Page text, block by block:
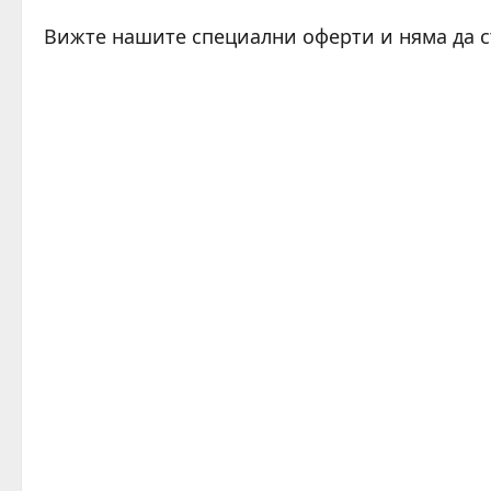
Вижте нашите специални оферти и няма да